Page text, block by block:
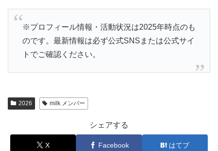
※プロフィール情報・活動状況は2025年時点のも
のです。最新情報は必ず公式SNSまたは公式サイ
トでご確認ください。
2026 milk メンバー
シェアする
X Facebook はてブ